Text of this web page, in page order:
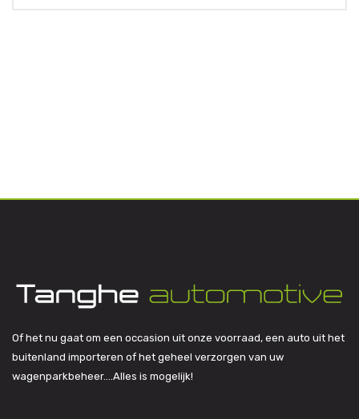
Of het nu gaat om een occasion uit onze voorraad, een auto uit het
buitenland importeren of het geheel verzorgen van uw
wagenparkbeheer….Alles is mogelijk!